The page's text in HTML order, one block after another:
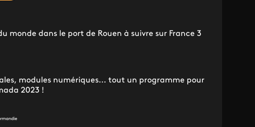
monde dans le port de Rouen à suivre sur France 3
modules numériques... tout un programme pour
2023 !